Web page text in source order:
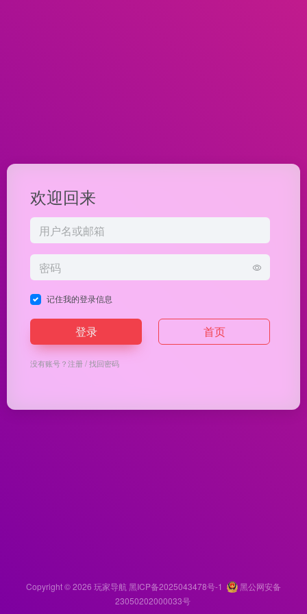
欢迎回来
记住我的登录信息
登录 首页
没有账号？注册/找回密码
Copyright © 2026 玩家导航 黑ICP备2025043478号-1
黑公网安备
23050202000033号